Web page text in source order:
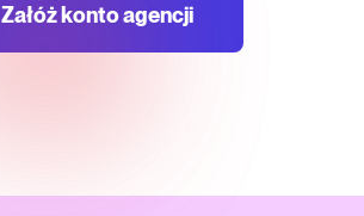
Załóż konto agencji